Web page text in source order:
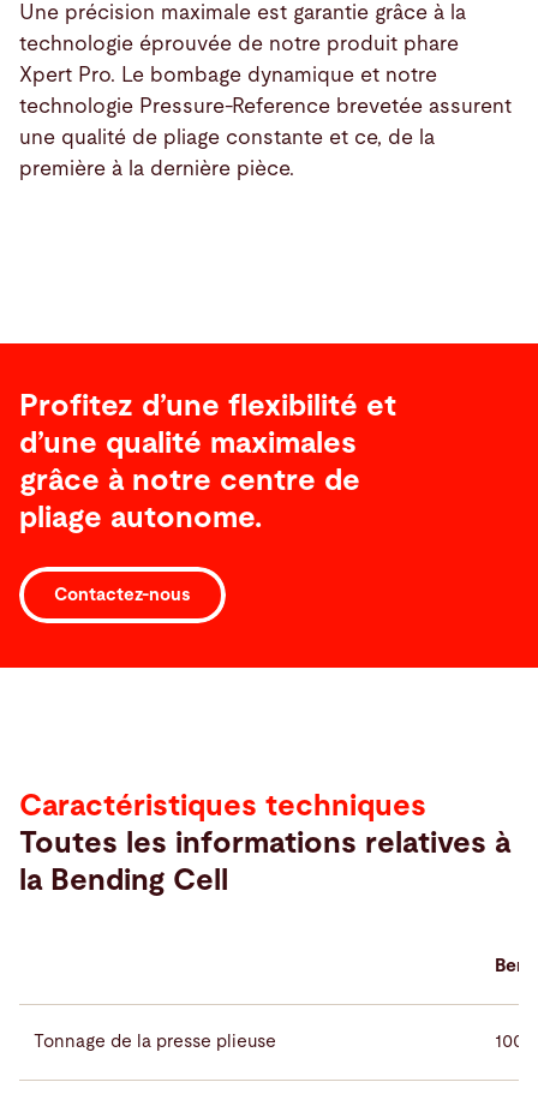
Une précision maximale est garantie grâce à la
technologie éprouvée de notre produit phare
Xpert Pro. Le bombage dynamique et notre
technologie Pressure-Reference brevetée assurent
une qualité de pliage constante et ce, de la
première à la dernière pièce.
Profitez d’une flexibilité et
d’une qualité maximales
grâce à notre centre de
pliage autonome.
Contactez-nous
Caractéristiques techniques
Toutes les informations relatives à
la Bending Cell
Tonnage de la presse plieuse 100,